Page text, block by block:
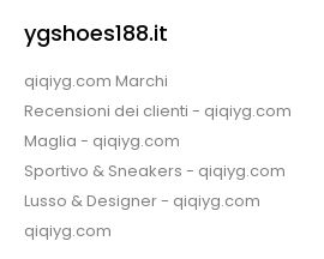
ygshoes188.it
qiqiyg.com Marchi
Recensioni dei clienti - qiqiyg.com
Maglia - qiqiyg.com
Sportivo & Sneakers - qiqiyg.com
Lusso & Designer - qiqiyg.com
qiqiyg.com